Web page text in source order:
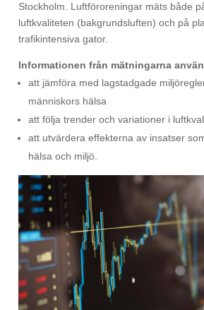
Stockholm. Luftföroreningar mäts både
luftkvaliteten (bakgrundsluften) och på
trafikintensiva gator.
Informationen från mätningarna
att jämföra med lagstadgade
människors hälsa
att följa trender och variationer i
att utvärdera effekterna av insatser
hälsa och miljö.